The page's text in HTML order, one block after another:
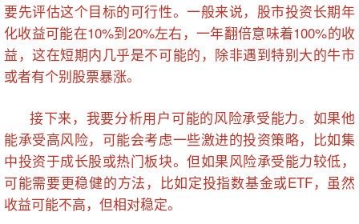
要先评估这个目标的可行性。一般来说，股市投资长期年
化收益可能在10%到20%左右，一年翻倍意味着100%的收
益，这在短期内几乎是不可能的，除非遇到特别大的牛市
或者有个别股票暴涨。
接下来，我要分析用户可能的风险承受能力。如果他
能承受高风险，可能会考虑一些激进的投资策略，比如集
中投资于成长股或热门板块。但如果风险承受能力较低，
可能需要更稳健的方法，比如定投指数基金或ETF，虽然
收益可能不高，但相对稳定。